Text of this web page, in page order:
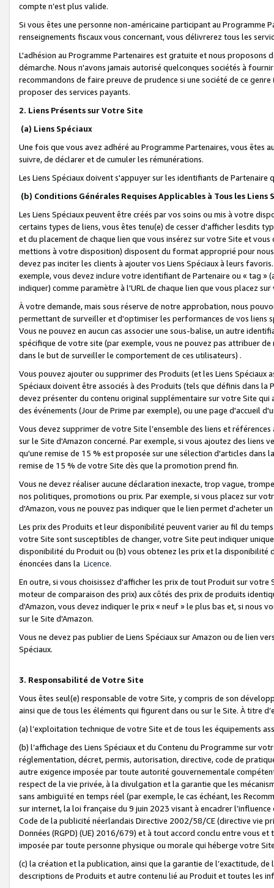
compte n’est plus valide.
Si vous êtes une personne non-américaine participant au
renseignements fiscaux vous concernant, vous délivrerez tous les
L'adhésion au Programme Partenaires est gratuite et nous proposons
démarche. Nous n'avons jamais autorisé quelconques sociétés à
recommandons de faire preuve de prudence si une société de ce
proposer des services payants.
2. Liens Présents sur Votre Site
(a) Liens Spéciaux
Une fois que vous avez adhéré au Programme Partenaires, vous êtes
suivre, de déclarer et de cumuler les rémunérations.
Les Liens Spéciaux doivent s'appuyer sur les identifiants de Partenaire
(b) Conditions Générales Requises Applicables à Tous les Liens
Les Liens Spéciaux peuvent être créés par vos soins ou mis à votre
certains types de liens, vous êtes tenu(e) de cesser d'afficher lesdits
et du placement de chaque lien que vous insérez sur votre Site et
mettions à votre disposition) disposent du format approprié pour
devez pas inciter les clients à ajouter vos Liens Spéciaux à leurs
exemple, vous devez inclure votre identifiant de Partenaire ou « tag
indiquer) comme paramètre à l'URL de chaque lien que vous placez
À votre demande, mais sous réserve de notre approbation, nous
permettant de surveiller et d'optimiser les performances de vos liens
Vous ne pouvez en aucun cas associer une sous-balise, un autre
spécifique de votre site (par exemple, vous ne pouvez pas attribuer
dans le but de surveiller le comportement de ces utilisateurs) .
Vous pouvez ajouter ou supprimer des Produits (et les Liens
Spéciaux doivent être associés à des Produits (tels que définis dans
devez présenter du contenu original supplémentaire sur votre Site qui
des événements (Jour de Prime par exemple), ou une page d'accueil
Vous devez supprimer de votre Site l’ensemble des liens et
sur le Site d'Amazon concerné. Par exemple, si vous ajoutez des
qu'une remise de 15 % est proposée sur une sélection d'articles
remise de 15 % de votre Site dès que la promotion prend fin.
Vous ne devez réaliser aucune déclaration inexacte, trop vague,
nos politiques, promotions ou prix. Par exemple, si vous placez sur
d'Amazon, vous ne pouvez pas indiquer que le lien permet d'acheter
Les prix des Produits et leur disponibilité peuvent varier au fil du
votre Site sont susceptibles de changer, votre Site peut indiquer
disponibilité du Produit ou (b) vous obtenez les prix et la disponibilité
énoncées dans la Licence.
En outre, si vous choisissez d'afficher les prix de tout Produit sur
moteur de comparaison des prix) aux côtés des prix de produits
d'Amazon, vous devez indiquer le prix « neuf » le plus bas et, si nous
sur le Site d'Amazon.
Vous ne devez pas publier de Liens Spéciaux sur Amazon ou de lien
Spéciaux.
3. Responsabilité de Votre Site
Vous êtes seul(e) responsable de votre Site, y compris de son
ainsi que de tous les éléments qui figurent dans ou sur le Site. À titre
(a) l’exploitation technique de votre Site et de tous les équipements
(b) l’affichage des Liens Spéciaux et du Contenu du Programme sur
réglementation, décret, permis, autorisation, directive, code de
autre exigence imposée par toute autorité gouvernementale
respect de la vie privée, à la divulgation et la garantie que les
sans ambiguïté en temps réel (par exemple, le cas échéant, les
sur internet, la loi française du 9 juin 2023 visant à encadrer
Code de la publicité néerlandais Directive 2002/58/CE (directive vie
Données (RGPD) (UE) 2016/679) et à tout accord conclu entre vous
imposée par toute personne physique ou morale qui héberge votre
(c) la création et la publication, ainsi que la garantie de l’exactitude,
descriptions de Produits et autre contenu lié au Produit et toutes les